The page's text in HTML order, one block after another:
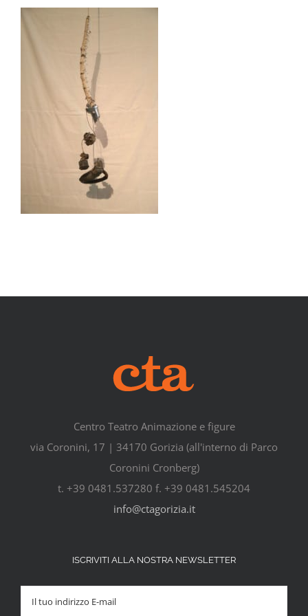
Centro Teatro Animazione e figure
via Coronini, 17 | 34170 Gorizia (all'interno di Parco
Coronini Cronberg)
t. +39 0481.537280 f. +39 0481.545204
info@ctagorizia.it
ISCRIVITI ALLA NOSTRA NEWSLETTER